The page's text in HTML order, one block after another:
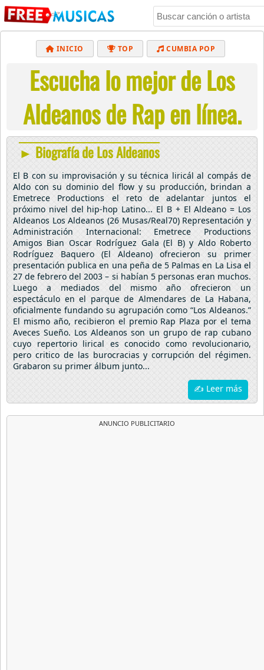
INICIO TOP CUMBIA POP
BACHATA POP MUSICA CRISTIANA
REGGAETON BALADAS ALTERNATIVO
ELECTRÓNICA CUMBIAS
Escucha lo mejor de Los
Aldeanos de Rap en línea.
► Biografía de Los Aldeanos
El B con su improvisación y su técnica liricál al compás de
Aldo con su dominio del flow y su producción, brindan a
Emetrece Productions el reto de adelantar juntos el
próximo nivel del hip-hop Latino... El B + El Aldeano = Los
Aldeanos Los Aldeanos (26 Musas/Real70) Representación y
Administración Internacional: Emetrece Productions
Amigos Bian Oscar Rodríguez Gala (El B) y Aldo Roberto
Rodríguez Baquero (El Aldeano) ofrecieron su primer
presentación publica en una peña de 5 Palmas en La Lisa el
27 de febrero del 2003 – si habían 5 personas eran muchos.
Luego a mediados del mismo año ofrecieron un
espectáculo en el parque de Almendares de La Habana,
oficialmente fundando su agrupación como “Los Aldeanos.”
El mismo año, recibieron el premio Rap Plaza por el tema
Aveces Sueño. Los Aldeanos son un grupo de rap cubano
cuyo repertorio lirical es conocido como revolucionario,
pero critico de las burocracias y corrupción del régimen.
Grabaron su primer álbum junto...
✍ Leer más
ANUNCIO PUBLICITARIO